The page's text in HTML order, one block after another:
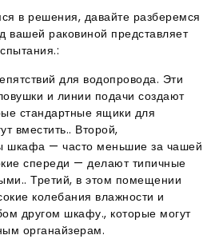
в решения, давайте разберемся
вашей раковиной представляет
для водопровода. Эти
и линии подачи создают
стандартные ящики для
вместить.. Второй,
шкафа — часто меньшие за чашей
спереди — делают типичные
Третий, в этом помещении
колебания влажности и
другом шкафу., которые могут
органайзерам.